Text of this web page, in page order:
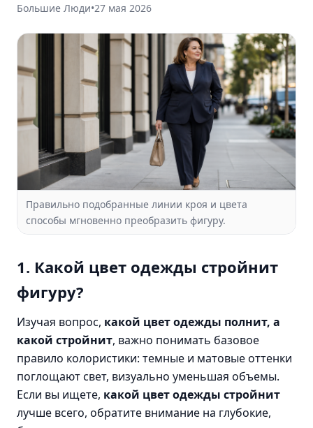
Большие Люди•27 мая 2026
Правильно подобранные линии кроя и цвета
способы мгновенно преобразить фигуру.
1. Какой цвет одежды стройнит
фигуру?
Изучая вопрос, какой цвет одежды полнит, а
какой стройнит, важно понимать базовое
правило колористики: темные и матовые оттенки
поглощают свет, визуально уменьшая объемы.
Если вы ищете, какой цвет одежды стройнит
лучше всего, обратите внимание на глубокие,